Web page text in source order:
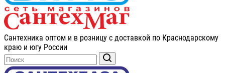
Сантехника оптом и в розницу с доставкой по Краснодарскому
краю и югу России